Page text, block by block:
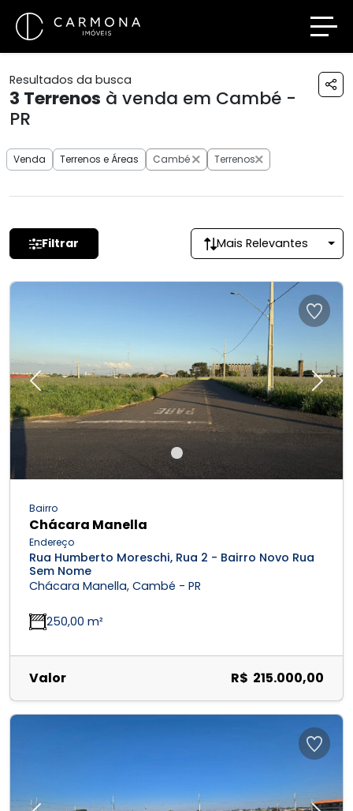
Resultados da busca
3 Terrenos à venda em Cambé -
PR
Venda Terrenos e Áreas Cambé Terrenos
Filtrar Mais Relevantes
Previous Next
Bairro
Chácara Manella
Endereço
Rua Humberto Moreschi, Rua 2 - Bairro Novo Rua
Sem Nome
Chácara Manella, Cambé - PR
250,00 m²
Valor R$ 215.000,00